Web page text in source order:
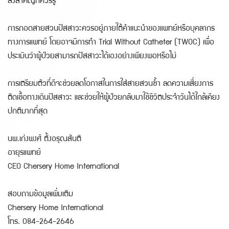
การถอดสายสวนปัสสาวะควรอยู่ภายใต้คำแนะนำของแพทย์หรือบุคลากร
ทางการแพทย์ โดยอาจมีการทำ Trial Without Catheter (TWOC) เพื่อ
ประเมินว่าผู้ป่วยสามารถปัสสาวะได้เองอย่างเพียงพอหรือไม่
การเตรียมตัวที่ดีจะช่วยลดโอกาสในการใส่สายสวนซ้ำ ลดความเสี่ยงการ
ติดเชื้อทางเดินปัสสาวะ และช่วยให้ผู้ป่วยกลับมาใช้ชีวิตประจำวันได้ใกล้เคียง
ปกติมากที่สุด
นพ.เก่งพงศ์ ตั้งอรุณสันติ
อายุรแพทย์
CEO Chersery Home International
สอบถามข้อมูลเพิ่มเติม
Chersery Home International
โทร. 084-264-2646